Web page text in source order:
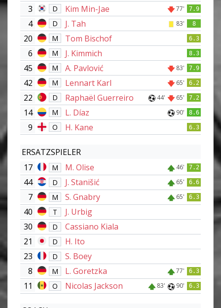
3 D Kim Min-Jae 77' 7.9
4 D J. Tah 83' 8
20 M Tom Bischof 6.3
6 M J. Kimmich 8.3
45 M A. Pavlović 83' 7.9
42 M Lennart Karl 65' 6.2
22 D Raphaël Guerreiro 44' 65' 7.2
14 M L. Díaz 90' 8.6
9 O H. Kane 6.3
ERSATZSPIELER
17
M M. Olise 46' 7.2
44 D J. Stanišić 65' 6.6
7 M S. Gnabry 65' 6.3
40 T
J. Urbig
30
D
Cassiano Kiala
21
D
H. Ito
23
D
S. Boey
8
M L. Goretzka 77' 6.3
11 O Nicolas Jackson 83' 90' 6.3